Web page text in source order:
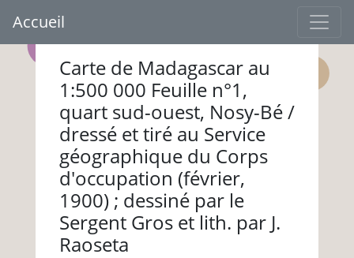
Accueil
Carte de Madagascar au
1:500 000 Feuille n°1,
quart sud-ouest, Nosy-Bé /
dressé et tiré au Service
géographique du Corps
d'occupation (février,
1900) ; dessiné par le
Sergent Gros et lith. par J.
Raoseta